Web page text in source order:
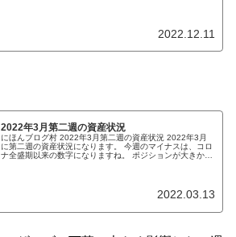
2022.12.11
2022年3月第二週の資産状況
にほんブログ村 2022年3月第二週の資産状況 2022年3月
に第二週の資産状況になります。 今週のマイナスは、コロ
ナ全盛期以来の数字になりますね。 ポジションが大きかっ
2022.03.13